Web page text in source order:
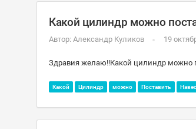
Какой цилиндр можно
Автор: Александр Куликов 19
Здравия желаю!!Какой цилиндр можно
Какой Цилиндр можно Поставить